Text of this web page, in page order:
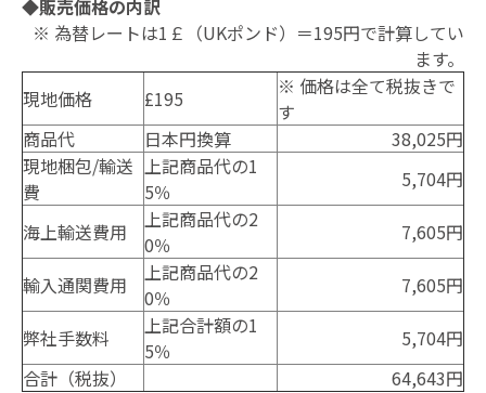
◆販売価格の内訳
※ 為替レートは1￡（UKポンド）＝195円で計算してい
ます。
現地価格
£195
※ 価格は全て税抜きで
す
商品代
日本円換算
38,025円
現地梱包/輸送
費
上記商品代の1
5％
5,704円
海上輸送費用
上記商品代の2
0％
7,605円
輸入通関費用
上記商品代の2
0％
7,605円
弊社手数料
上記合計額の1
5％
5,704円
合計（税抜）
64,643円